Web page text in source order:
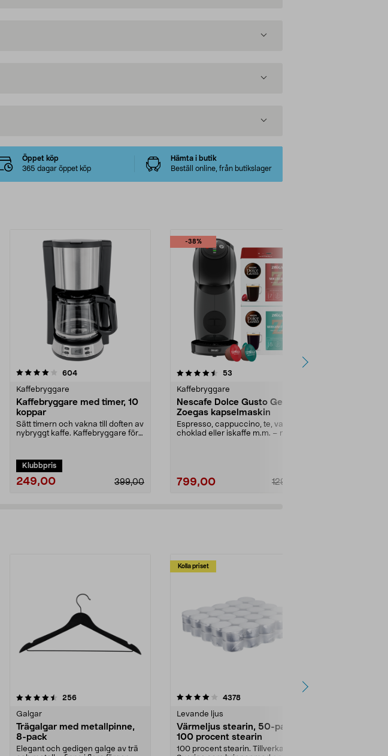
Öppet köp
365 dagar öppet köp
Hämta i butik
Beställ online, från butikslager
604recensioner
Kaffebryggare
Kaffebryggare med timer, 10
koppar
Sätt timern och vakna till doften av
nybryggt kaffe. Kaffebryggare för
Klubbpris
249,00 399,00
-38%
4.5 av 5 stjärnor 53
Kaffebryggare
Nescafe Dolce Gusto Genio S
Zoegas kapselmaskin
Espresso, cappuccino, te, varm
choklad eller iskaffe m.m. – med
799,00 1299,00
4.0 av 5 stjärnor
256recensioner
Galgar
Trägalgar med metallpinne,
8-pack
Elegant och gedigen galge av trä
Kolla priset
4.0av 5 stjärnor 4378recensioner
Levande ljus
Värmeljus stearin, 50-pack,
100 procent stearin
100 procent stearin. Tillverkade i
4.5av 5 stjärnor